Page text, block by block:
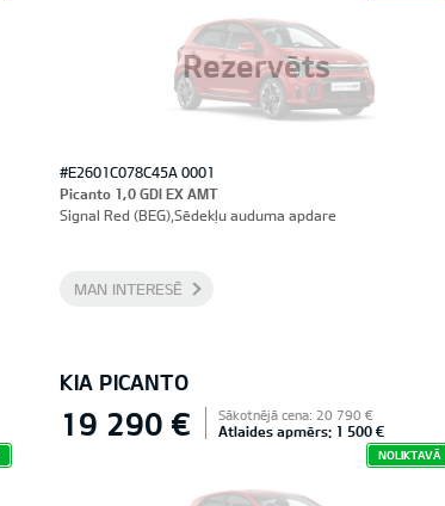
Rezervēts
#E2601C078C45A 0001
Picanto 1,0 GDI EX AMT
Signal Red (BEG),Sēdekļu auduma apdare
MAN INTERESĒ
KIA PICANTO
19 290 € Sākotnējā cena: 20 790 €
Atlaides apmērs: 1 500 €
NOLIKTAVĀ